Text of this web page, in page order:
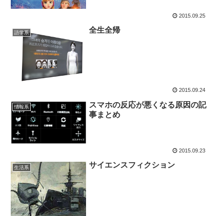
2015.09.25
語学系 全生全帰
2015.09.24
情報系
スマホの反応が悪くなる原因の記
事まとめ
2015.09.23
生活系 サイエンスフィクション